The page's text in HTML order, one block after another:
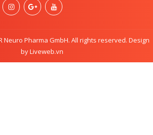
Neuro Pharma GmbH. All rights reserved. Design
by Liveweb.vn